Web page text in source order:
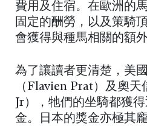
費用及住宿。在歐洲的
固定的酬勞，以及策騎
會獲得與種馬相關的額外
為了讓讀者更清楚，美
（Flavien Prat）及奧
Jr），牠們的坐騎都獲
金。日本的獎金亦極其